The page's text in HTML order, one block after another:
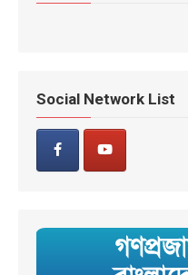
Social Network List